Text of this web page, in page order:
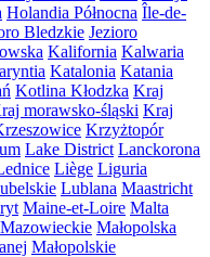
Holandia Północna Île-de-
Bledzkie Jezioro
Kalifornia Kalwaria
Katalonia Katania
Kotlina Kłodzka Kraj
morawsko-śląski Kraj
Krzyżtopór
Lake District Lanckorona
Liège Liguria
Lublana Maastricht
Maine-et-Loire Malta
Mazowieckie Małopolska
Małopolskie